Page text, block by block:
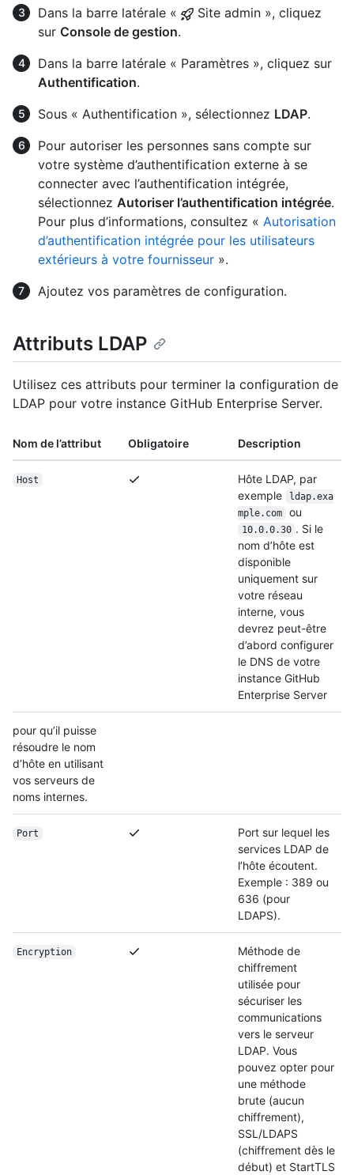
Dans la barre latérale «
Site admin », cliquez
sur Console de gestion.
Dans la barre latérale « Paramètres », cliquez sur
Authentification.
Sous « Authentification », sélectionnez LDAP.
Pour autoriser les personnes sans compte sur
votre système d’authentification externe à se
connecter avec l’authentification intégrée,
sélectionnez Autoriser l’authentification intégrée.
Pour plus d’informations, consultez « Autorisation
d’authentification intégrée pour les utilisateurs
extérieurs à votre fournisseur ».
Ajoutez vos paramètres de configuration.
Attributs LDAP
Utilisez ces attributs pour terminer la configuration de
LDAP pour votre instance GitHub Enterprise Server.
Nom de l’attribut Obligatoire Description
Host
Hôte LDAP, par
exemple
ldap.exa
mple.com
ou
10.0.0.30 . Si le
nom d’hôte est
disponible
uniquement sur
votre réseau
interne, vous
devrez peut-être
d’abord configurer
le DNS de votre
instance GitHub
Enterprise Server
pour qu’il puisse
résoudre le nom
d’hôte en utilisant
vos serveurs de
noms internes.
Port
Port sur lequel les
services LDAP de
l’hôte écoutent.
Exemple : 389 ou
636 (pour
LDAPS).
Encryption
Méthode de
chiffrement
utilisée pour
sécuriser les
communications
vers le serveur
LDAP. Vous
pouvez opter pour
une méthode
brute (aucun
chiffrement),
SSL/LDAPS
(chiffrement dès le
début) et StartTLS